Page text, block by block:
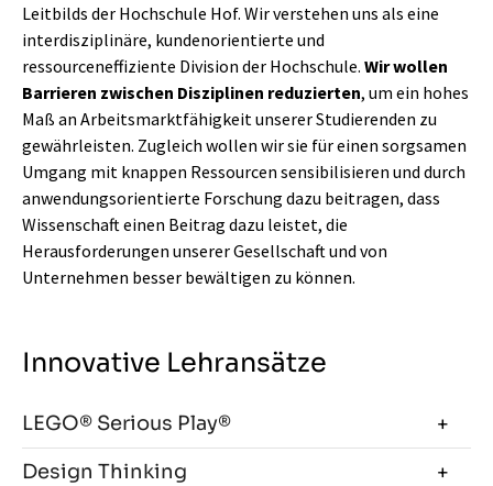
Leitbilds der Hochschule Hof. Wir verstehen uns als eine
interdisziplinäre, kundenorientierte und
ressourceneffiziente Division der Hochschule. Wir wollen
Barrieren zwischen Disziplinen reduzierten, um ein hohes
Maß an Arbeitsmarktfähigkeit unserer Studierenden zu
gewährleisten. Zugleich wollen wir sie für einen sorgsamen
Umgang mit knappen Ressourcen sensibilisieren und durch
anwendungsorientierte Forschung dazu beitragen, dass
Wissenschaft einen Beitrag dazu leistet, die
Herausforderungen unserer Gesellschaft und von
Unternehmen besser bewältigen zu können.
Innovative Lehransätze
LEGO® Serious Play®
Design Thinking